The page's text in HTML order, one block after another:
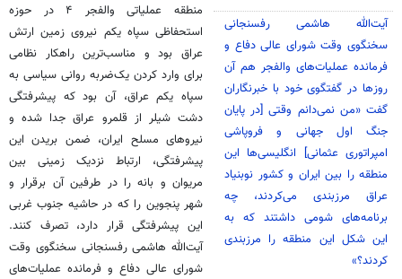
آیت‌الله هاشمی رفسنجانی
سخنگوی وقت شورای عالی دفاع و
فرمانده عملیات‌های والفجر هم آن
روزها در گفتگوی خود با خبرنگاران
گفت «من نمی‌دانم وقتی [در پایان
جنگ اول جهانی و فروپاشی
امپراتوری عثمانی] انگلیسی‌ها این
منطقه را بین ایران و کشور نوبنیاد
عراق مرزبندی می‌کردند، چه
برنامه‌های شومی داشتند که به
این شکل این منطقه را مرزبندی
کردند؟»
منطقه عملیاتی والفجر ۴ در حوزه
استحفاظی سپاه یکم نیروی زمین ارتش
عراق بود و مناسب‌ترین راهکار نظامی
برای وارد کردن یک‌ضربه روانی سیاسی به
سپاه یکم عراق، آن بود که پیشرفتگی
دشت شیلر از قلمرو عراق جدا شده و
نیروهای مسلح ایران، ضمن بریدن این
پیشرفتگی، ارتباط نزدیک زمینی بین
مریوان و بانه را در طرفین آن برقرار و
شهر پنجوین را که در حاشیه جنوب غربی
این پیشرفتگی قرار دارد، تصرف کنند.
آیت‌الله هاشمی رفسنجانی سخنگوی وقت
شورای عالی دفاع و فرمانده عملیات‌های